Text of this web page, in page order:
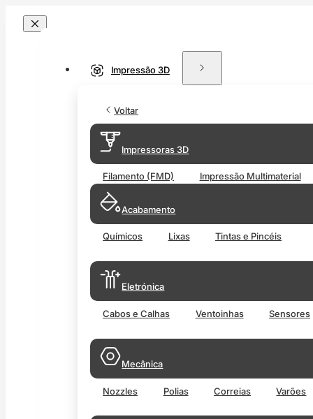
Impressão 3D
Voltar
Impressoras 3D
Filamento (FMD) Impressão Multimaterial
Acabamento
Químicos Lixas Tintas e Pincéis
Eletrónica
Cabos e Calhas Ventoinhas Sensores
Mecânica
Nozzles Polias Correias Varões